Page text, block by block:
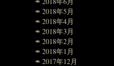
2018年5月
2018年4月
2018年3月
2018年2月
2018年1月
2017年12月